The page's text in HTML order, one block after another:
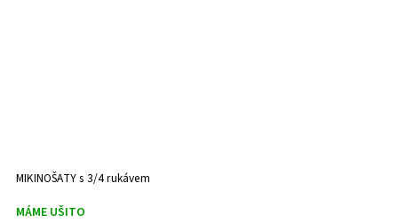
MIKINOŠATY s 3/4 rukávem
MÁME UŠITO